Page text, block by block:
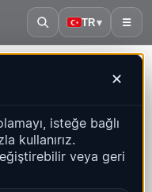
TR▾ ☰
✕
isteğe bağlı
kullanırız.
veya geri
en yeniler